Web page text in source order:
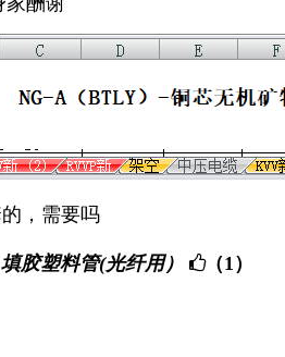
，需要吗
胶塑料管(光纤用）
（1）